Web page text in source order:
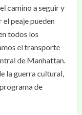
camino a seguir y
el peaje pueden
todos los
el transporte
de Manhattan.
la guerra cultural,
de